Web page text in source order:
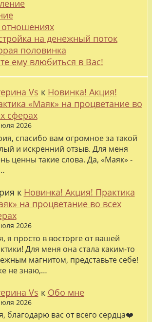
отношениях
на денежный поток
половинка
ему влюбиться в Вас!
Vs к Новинка! Акция!
«Маяк» на процветание во
сферах
2026
спасибо вам огромное за такой
и искренний отзыв. Для меня
ценны такие слова. Да, «Маяк» -
к Новинка! Акция! Практика
на процветание во всех
2026
я просто в восторге от вашей
Для меня она стала каким-то
магнитом, представьте себе!
не знаю,…
Vs к Обо мне
2026
благодарю вас от всего сердца❤️